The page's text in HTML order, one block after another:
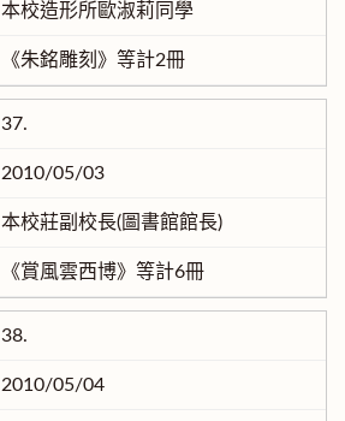
本校造形所歐淑莉同學
《朱銘雕刻》等計2冊
37.
2010/05/03
本校莊副校長(圖書館館長)
《賞風雲西博》等計6冊
38.
2010/05/04